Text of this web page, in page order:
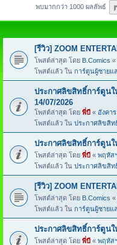
พบมากกว่า 1000 ผลลัพธ์
[รีวิว] ZOOM
โพสต์ล่าสุด โดย B.Comics «
โพสต์แล้ว ใน การ์ตูนผู้ชายแ
ประกาศลิขสิทธิ์การ์ตูนใ
14/07/2026
โพสต์ล่าสุด โดย พี่บี « อังคา
โพสต์แล้ว ใน ประกาศลิขสิท
ประกาศลิขสิทธิ์การ์ตูนใ
โพสต์ล่าสุด โดย พี่บี « พฤหัส
โพสต์แล้ว ใน ประกาศลิขสิท
[รีวิว] ZOOM
โพสต์ล่าสุด โดย B.Comics «
โพสต์แล้ว ใน การ์ตูนผู้ชายแ
ประกาศลิขสิทธิ์การ์ตูนใ
โพสต์ล่าสุด โดย พี่บี « พฤหัส